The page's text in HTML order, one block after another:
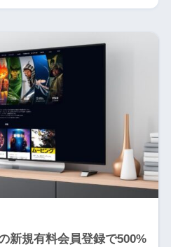
新規有料会員登録で500%